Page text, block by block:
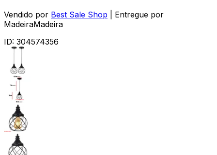
Vendido por Best Sale Shop
| Entregue por
MadeiraMadeira
ID: 304574356